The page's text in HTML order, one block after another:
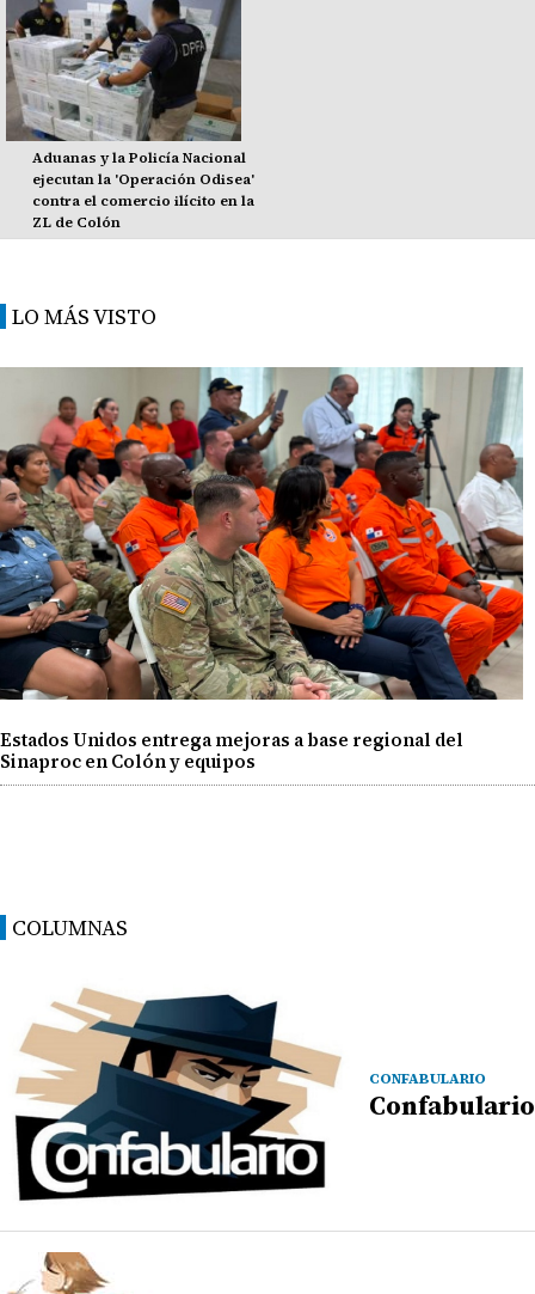
Aduanas y la Policía Nacional
ejecutan la 'Operación Odisea'
contra el comercio ilícito en la
ZL de Colón
LO MÁS VISTO
Estados Unidos entrega mejoras a base regional del
Sinaproc en Colón y equipos
COLUMNAS
CONFABULARIO
Confabulario